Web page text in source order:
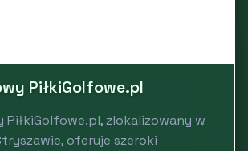
PiłkiGolfowe.pl
zlokalizowany w
oferuje szeroki